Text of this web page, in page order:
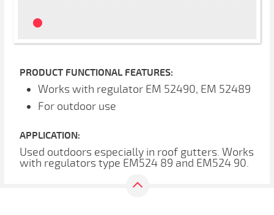
PRODUCT FUNCTIONAL FEATURES:
Works with regulator EM 52490, EM 52489
For outdoor use
APPLICATION:
Used outdoors especially in roof gutters. Works
with regulators type EM524 89 and EM524 90.